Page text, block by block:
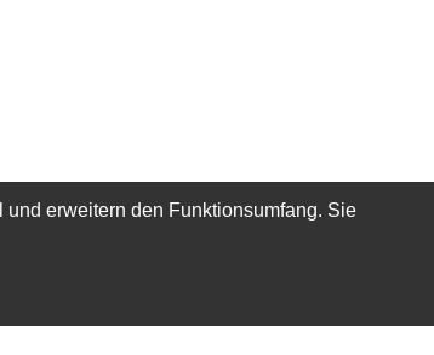
erweitern den Funktionsumfang. Sie